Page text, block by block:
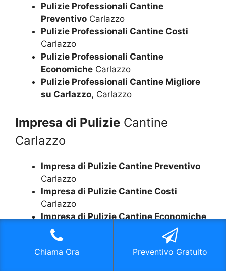
Pulizie Professionali Cantine
Preventivo Carlazzo
Pulizie Professionali Cantine Costi
Carlazzo
Pulizie Professionali Cantine
Economiche Carlazzo
Pulizie Professionali Cantine Migliore
su Carlazzo, Carlazzo
Impresa di Pulizie Cantine
Carlazzo
Impresa di Pulizie Cantine Preventivo
Carlazzo
Impresa di Pulizie Cantine Costi
Carlazzo
Impresa di Pulizie Cantine Economiche
Carlazzo
Impresa di Pulizie Cantine Migliore su
Carlazzo,
Chiama Ora Preventivo Gratuito